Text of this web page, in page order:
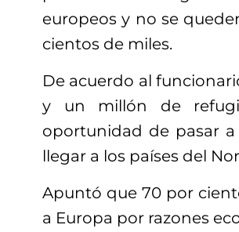
europeos y no se
cientos de miles.
De acuerdo al
y un millón de
oportunidad de pasar
llegar a los países del
Apuntó que 70 por
a Europa por razones